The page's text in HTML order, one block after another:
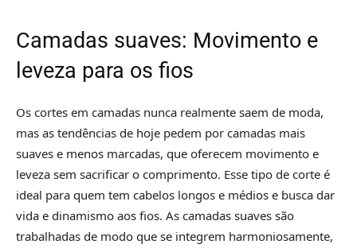
Camadas suaves: Movimento e
leveza para os fios
Os cortes em camadas nunca realmente saem de moda,
mas as tendências de hoje pedem por camadas mais
suaves e menos marcadas, que oferecem movimento e
leveza sem sacrificar o comprimento. Esse tipo de corte é
ideal para quem tem cabelos longos e médios e busca dar
vida e dinamismo aos fios. As camadas suaves são
trabalhadas de modo que se integrem harmoniosamente,